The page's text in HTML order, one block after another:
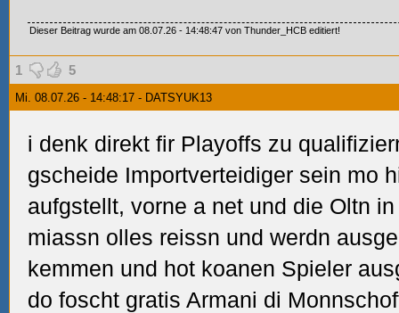
Dieser Beitrag wurde am 08.07.26 - 14:48:47 von Thunder_HCB editiert!
1 5
Mi. 08.07.26 - 14:48:17 - DATSYUK13
i denk direkt fir Playoffs zu
gscheide Importverteidiger sein mo
aufgstellt, vorne a net und die Oltn
miassn olles reissn und werdn
kemmen und hot koanen Spieler
do foscht gratis Armani di